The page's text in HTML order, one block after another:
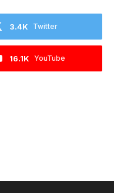
Twitter
3.4K
YouTube
16.1K